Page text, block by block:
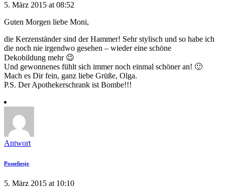
5. März 2015 at 08:52
Guten Morgen liebe Moni,
die Kerzenständer sind der Hammer! Sehr stylisch und so habe ich
die noch nie irgendwo gesehen – wieder eine schöne
Dekobildung mehr 😉
Und gewonnenes fühlt sich immer noch einmal schöner an! 🙂
Mach es Dir fein, ganz liebe Grüße, Olga.
P.S. Der Apothekerschrank ist Bombe!!!
Antwort
Posseliesje
5. März 2015 at 10:10